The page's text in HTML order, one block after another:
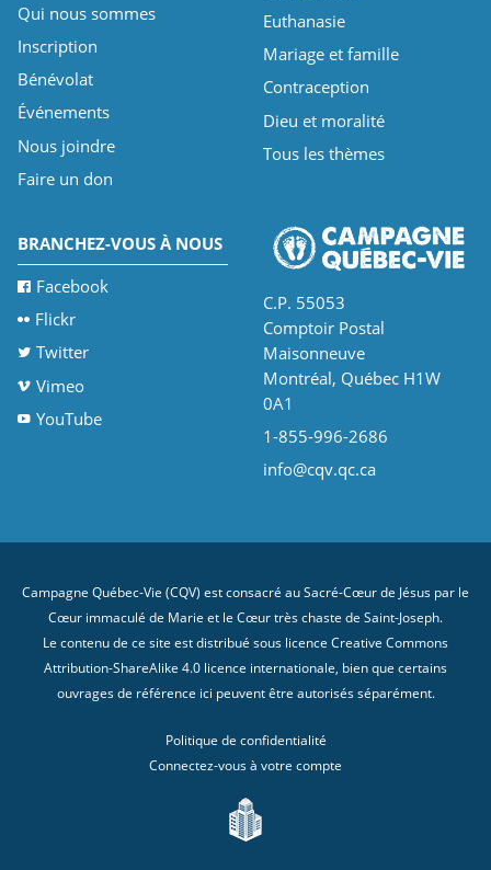
Qui nous sommes
Inscription
Bénévolat
Événements
Nous joindre
Faire un don
Euthanasie
Mariage et famille
Contraception
Dieu et moralité
Tous les thèmes
BRANCHEZ-VOUS À NOUS
Facebook
Flickr
Twitter
Vimeo
YouTube
C.P. 55053
Comptoir Postal
Maisonneuve
Montréal, Québec H1W
0A1
1-855-996-2686
info@cqv.qc.ca
Campagne Québec-Vie (CQV) est consacré au Sacré-Cœur de Jésus par le
Cœur immaculé de Marie et le Cœur très chaste de Saint-Joseph.
Le contenu de ce site est distribué sous licence Creative Commons
Attribution-ShareAlike 4.0 licence internationale , bien que certains
ouvrages de référence ici peuvent être autorisés séparément.
Politique de confidentialité
Connectez-vous à votre compte